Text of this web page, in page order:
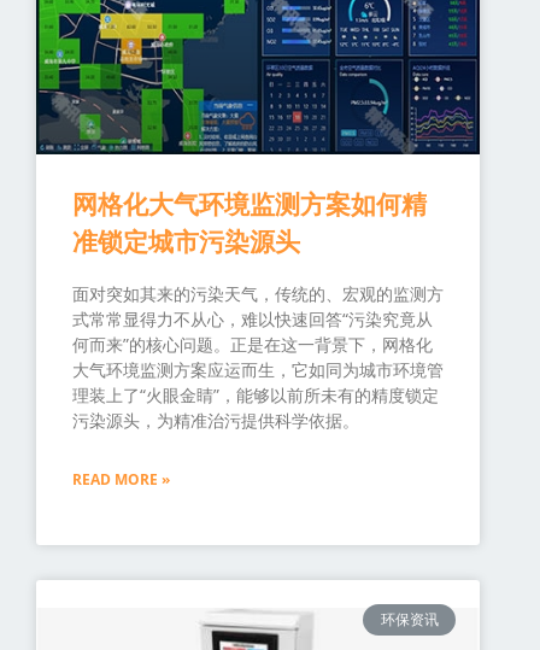
网格化大气环境监测方案如何精
准锁定城市污染源头
面对突如其来的污染天气，传统的、宏观的监测方
式常常显得力不从心，难以快速回答“污染究竟从
何而来”的核心问题。正是在这一背景下，网格化
大气环境监测方案应运而生，它如同为城市环境管
理装上了“火眼金睛”，能够以前所未有的精度锁定
污染源头，为精准治污提供科学依据。
READ MORE »
环保资讯